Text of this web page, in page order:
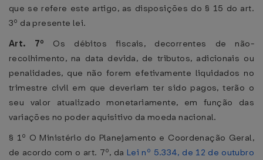
que se refere este artigo, as disposições do § 15 do art.
3º da presente lei.
Art. 7º Os débitos fiscais, decorrentes de não-
recolhimento, na data devida, de tributos, adicionais ou
penalidades, que não forem efetivamente liquidados no
trimestre civil em que deveriam ter sido pagos, terão o
seu valor atualizado monetariamente, em função das
variações no poder aquisitivo da moeda nacional.
§ 1º O Ministério do Planejamento e Coordenação Geral,
de acordo com o art. 7º, da Lei nº 5.334, de 12 de outubro